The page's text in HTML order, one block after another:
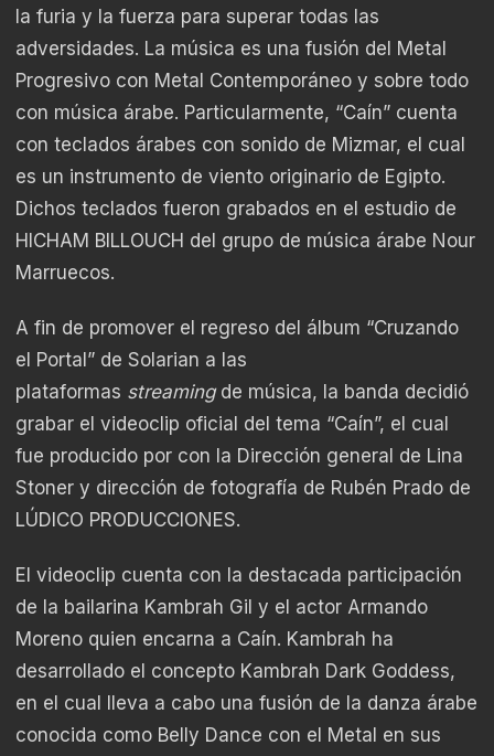
la furia y la fuerza para superar todas las
adversidades. La música es una fusión del Metal
Progresivo con Metal Contemporáneo y sobre todo
con música árabe. Particularmente, “Caín” cuenta
con teclados árabes con sonido de Mizmar, el cual
es un instrumento de viento originario de Egipto.
Dichos teclados fueron grabados en el estudio de
HICHAM BILLOUCH del grupo de música árabe Nour
Marruecos.
A fin de promover el regreso del álbum “Cruzando
el Portal” de Solarian a las
plataformas streamingde música, la banda decidió
grabar el videoclip oficial del tema “Caín”, el cual
fue producido por con la Dirección general de Lina
Stoner y dirección de fotografía de Rubén Prado de
LÚDICO PRODUCCIONES.
El videoclip cuenta con la destacada participación
de la bailarina Kambrah Gil y el actor Armando
Moreno quien encarna a Caín. Kambrah ha
desarrollado el concepto Kambrah Dark Goddess,
en el cual lleva a cabo una fusión de la danza árabe
conocida como Belly Dance con el Metal en sus